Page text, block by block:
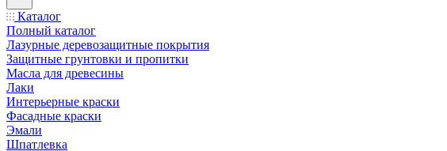
Каталог
Полный каталог
Лазурные деревозащитные покрытия
Защитные грунтовки и пропитки
Масла для древесины
Лаки
Интерьерные краски
Фасадные краски
Эмали
Шпатлевка